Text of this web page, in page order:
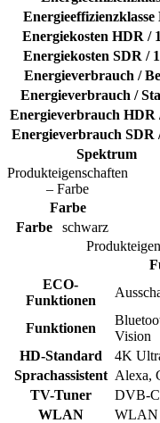
Energieeffizienzklasse
Energiekosten HDR /
Energiekosten SDR /
Energieverbrauch /
Energieverbrauch /
Energieverbrauch HDR
Energieverbrauch SDR
Spektrum
Produkteigenschaften
– Farbe
Farbe
Farbe
schwarz
ECO-
Funktionen
Funktionen
Vision
HD-Standard
4K
Sprachassistent Alexa,
TV-Tuner
DVB-
WLAN
WLAN